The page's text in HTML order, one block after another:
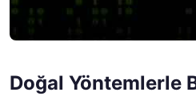
Doğal Yöntemlerle